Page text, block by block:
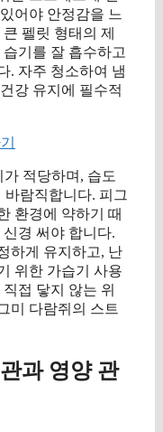
어야 안정감을 느
펠릿 형태의 제
기를 잘 흡수하고
. 자주 청소하여 냄
강 유지에 필수적
적당하며, 습도
바람직합니다. 피그
환경에 약하기 때
경 써야 합니다.
하게 유지하고, 난
위한 가습기 사용
접 닿지 않는 위
미 다람쥐의 스트
과 영양 관